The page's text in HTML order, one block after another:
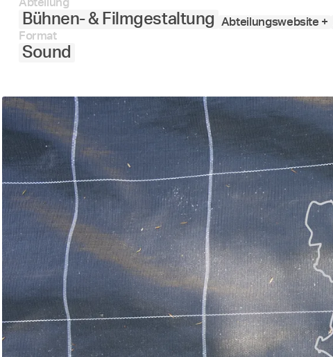
Bühnen- & Filmgestaltung Abteilungswebsite +
Format
Sound